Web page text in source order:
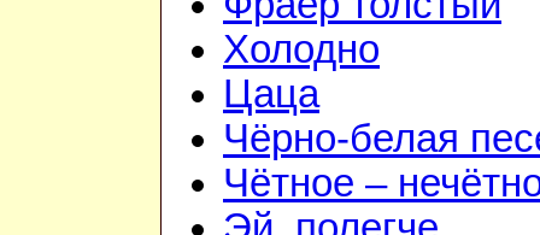
Холодно
Цаца
Чёрно-белая
Чётное –